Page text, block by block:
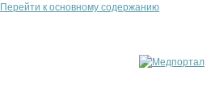
Перейти к основному содержанию